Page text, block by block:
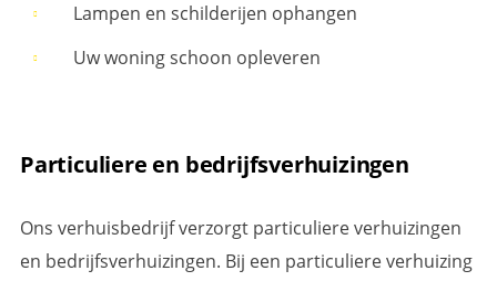
Lampen en schilderijen ophangen
Uw woning schoon opleveren
Particuliere en bedrijfsverhuizingen
Ons verhuisbedrijf verzorgt particuliere verhuizingen
en bedrijfsverhuizingen. Bij een particuliere verhuizing